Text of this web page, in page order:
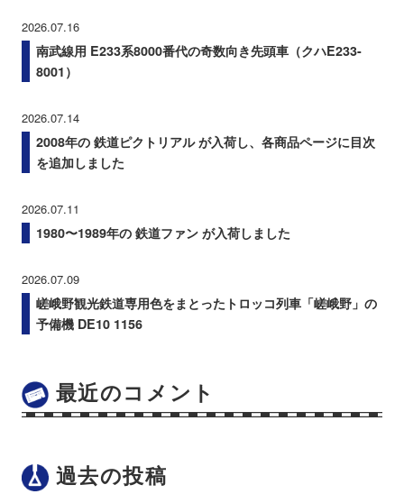
2026.07.16
南武線用 E233系8000番代の奇数向き先頭車（クハE233-
8001）
2026.07.14
2008年の 鉄道ピクトリアル が入荷し、各商品ページに目次
を追加しました
2026.07.11
1980〜1989年の 鉄道ファン が入荷しました
2026.07.09
嵯峨野観光鉄道専用色をまとったトロッコ列車「嵯峨野」の
予備機 DE10 1156
最近のコメント
過去の投稿